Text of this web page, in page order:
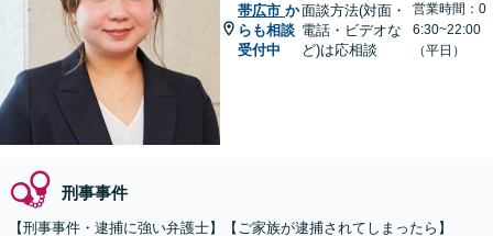
帯広市 か
らも相談
受付中
面談方法(対面・
電話・ビデオな
ど)は応相談
営業時間：0
6:30~22:00
（平日）
刑事事件
【刑事事件・逮捕に強い弁護士】【ご家族が逮捕されてしまったら】